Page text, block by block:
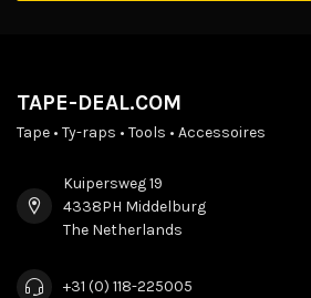
TAPE-DEAL.COM
Tape • Ty-raps • Tools • Accessoires
Kuipersweg 19
4338PH Middelburg
The Netherlands
+31 (0) 118-225005